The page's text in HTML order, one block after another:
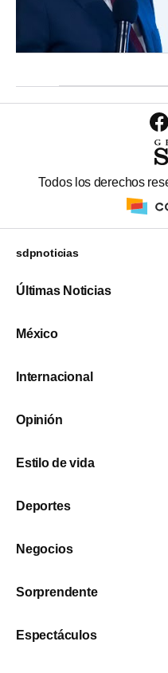
Todos los derechos
sdpnoticias
Últimas Noticias
México
Internacional
Opinión
Estilo de vida
Deportes
Negocios
Sorprendente
Espectáculos